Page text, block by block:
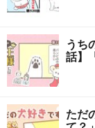
うち
話】
ただ